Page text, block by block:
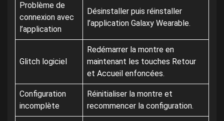
Problème de
connexion avec
l’application
Désinstaller puis réinstaller
l’application Galaxy Wearable.
Glitch logiciel
Redémarrer la montre en
maintenant les touches Retour
et Accueil enfoncées.
Configuration
incomplète
Réinitialiser la montre et
recommencer la configuration.